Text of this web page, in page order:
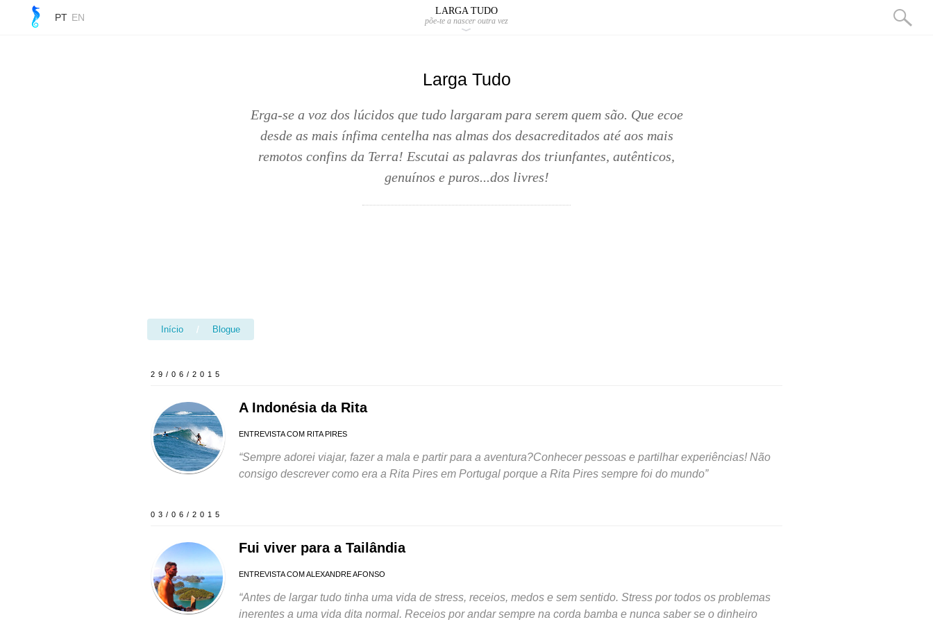
PT EN
LARGA TUDO
põe-te a nascer outra vez
Larga Tudo
Erga-se a voz dos lúcidos que tudo largaram para serem quem são. Que ecoe
desde as mais ínfima centelha nas almas dos desacreditados até aos mais
remotos confins da Terra! Escutai as palavras dos triunfantes, autênticos,
genuínos e puros...dos livres!
Início / Blogue
29/06/2015
A Indonésia da Rita
ENTREVISTA COM RITA PIRES
Sempre adorei viajar, fazer a mala e partir para a aventura?Conhecer pessoas e partilhar experiências! Não
consigo descrever como era a Rita Pires em Portugal porque a Rita Pires sempre foi do mundo
03/06/2015
Fui viver para a Tailândia
ENTREVISTA COM ALEXANDRE AFONSO
Antes de largar tudo tinha uma vida de stress, receios, medos e sem sentido. Stress por todos os problemas
inerentes a uma vida dita normal. Receios por andar sempre na corda bamba e nunca saber se o dinheiro